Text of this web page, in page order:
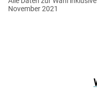
November 2021